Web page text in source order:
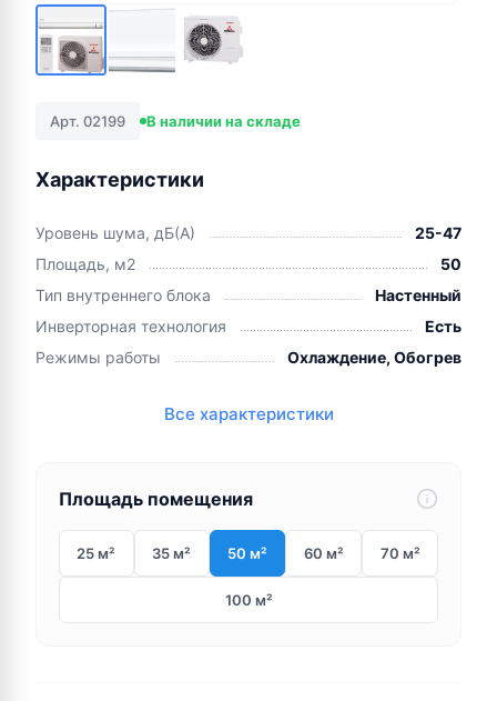
Арт. 02199 В наличии на складе
Характеристики
Уровень шума, дБ(А)
25-47
Площадь, м2
50
Тип внутреннего блока
Настенный
Инверторная технология
Есть
Режимы работы
Охлаждение, Обогрев
Все характеристики
Площадь помещения
25 м² 35 м² 50 м² 60 м² 70 м²
100 м²